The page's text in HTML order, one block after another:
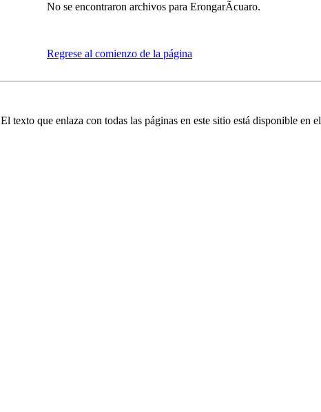
No se encontraron archivos para ErongarÃ­cuaro.
Regrese al comienzo de la página
El texto que enlaza con todas las páginas en este sitio está disponible en el